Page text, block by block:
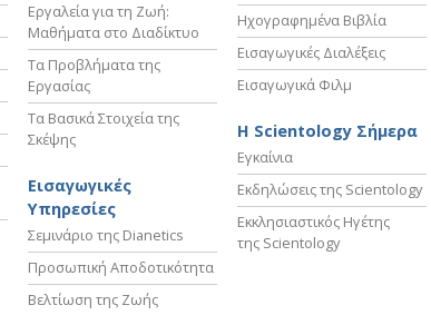
Εργαλεία για τη Ζωή:
Μαθήματα στο Διαδίκτυο
Τα Προβλήματα της
Εργασίας
Τα Βασικά Στοιχεία της
Σκέψης
Εισαγωγικές
Υπηρεσίες
Σεμινάριο της Dianetics
Προσωπική Αποδοτικότητα
Βελτίωση της Ζωής
Ηχογραφημένα Βιβλία
Εισαγωγικές Διαλέξεις
Εισαγωγικά Φιλμ
Η Scientology Σήμερα
Εγκαίνια
Εκδηλώσεις της Scientology
Εκκλησιαστικός Ηγέτης
της Scientology